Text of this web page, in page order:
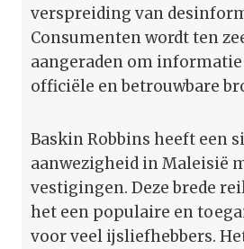
verspreiding van
Consumenten wordt ten
aangeraden om
officiële en betrouwbare
Baskin Robbins heeft een
aanwezigheid in Maleisië
vestigingen. Deze brede
het een populaire en
voor veel ijsliefhebbers.